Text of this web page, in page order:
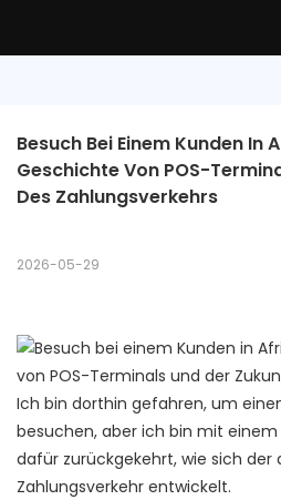
Besuch Bei Einem Kunden In
Geschichte Von POS-
Des Zahlungsverkehrs
2026-05-29
Ich bin dorthin gefahren, um
besuchen, aber ich bin mit
dafür zurückgekehrt, wie sich der
Zahlungsverkehr entwickelt.